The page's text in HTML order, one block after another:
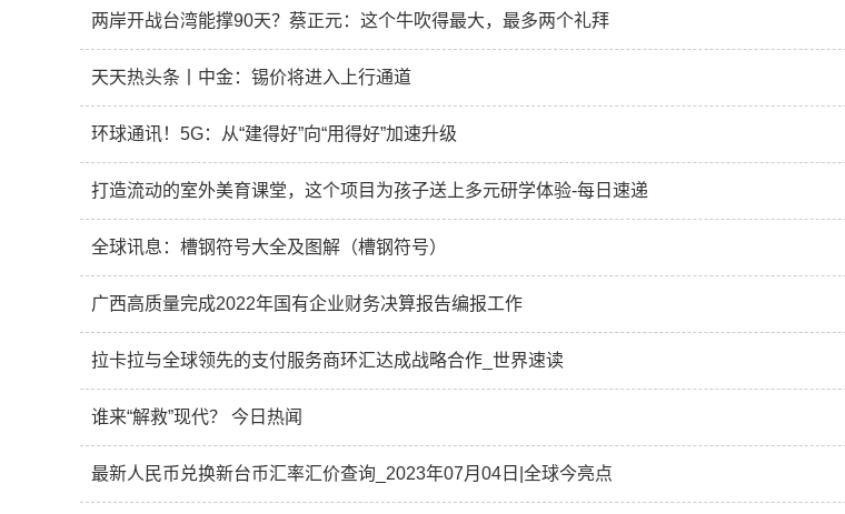
两岸开战台湾能撑90天？蔡正元：这个牛吹得最大，最多两个礼拜
天天热头条丨中金：锡价将进入上行通道
环球通讯！5G：从“建得好”向“用得好”加速升级
打造流动的室外美育课堂，这个项目为孩子送上多元研学体验-每日速递
全球讯息：槽钢符号大全及图解（槽钢符号）
广西高质量完成2022年国有企业财务决算报告编报工作
拉卡拉与全球领先的支付服务商环汇达成战略合作_世界速读
谁来“解救”现代？ 今日热闻
最新人民币兑换新台币汇率汇价查询_2023年07月04日|全球今亮点